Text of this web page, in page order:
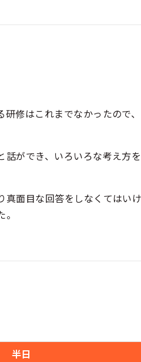
研修はこれまでなかったので
話ができ、いろいろな考え方
真面目な回答をしなくてはい
半日